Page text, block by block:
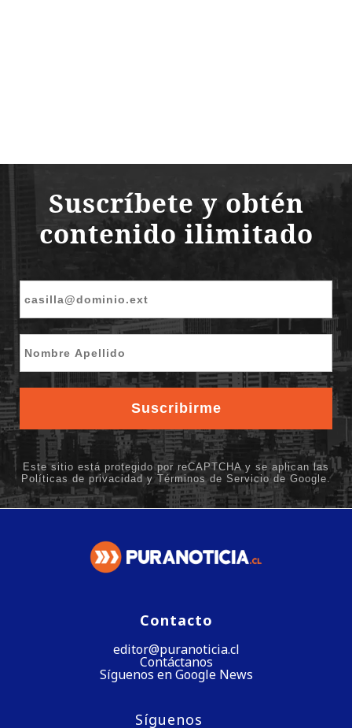
Contacto
editor@puranoticia.cl
Contáctanos
Síguenos en Google News
Síguenos